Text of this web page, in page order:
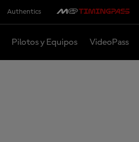
Authentics
Pilotos y Equipos VideoPass